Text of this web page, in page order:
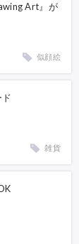
Art』が
似顔絵
雑貨